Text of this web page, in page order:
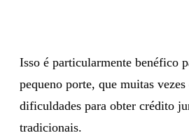
Isso é particularmente benéfico
pequeno porte, que muitas
dificuldades para obter crédito
tradicionais.